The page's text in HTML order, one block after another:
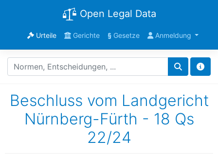
Open Legal Data
Urteile Gerichte §Gesetze Anmeldung
Beschluss vom Landgericht
Nürnberg-Fürth - 18 Qs
22/24